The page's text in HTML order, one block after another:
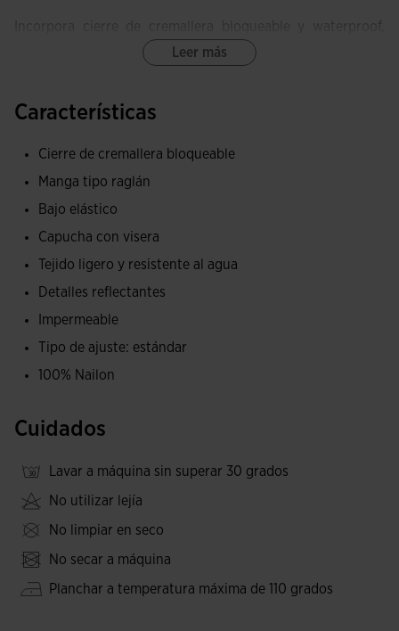
que llega hasta la cintura. En esa misma zona se ha
interior de ese bolsillo.
Capucha ergonómica con visera para mayor protección.
Está elaborado con tejido ultraligero, ultrarresistente
impermeabilidad de alta gama (10.000 mm), resistente a
lluvia prolongada, fuerte y aguanieve, y reforzado con
costuras waterproof termoselladas.
mantienen la frescura y la comodidad en ultradistancias.
visibilidad del trail runner en condiciones de poca luz.
Leer más
Características
Cierre de cremallera bloqueable
Manga tipo raglán
Bajo elástico
Capucha con visera
Tejido ligero y resistente al agua
Detalles reflectantes
Impermeable
Tipo de ajuste: estándar
100% Nailon
Cuidados
Lavar a máquina sin superar 30 grados
No utilizar lejía
No limpiar en seco
No secar a máquina
Planchar a temperatura máxima de 110 grados